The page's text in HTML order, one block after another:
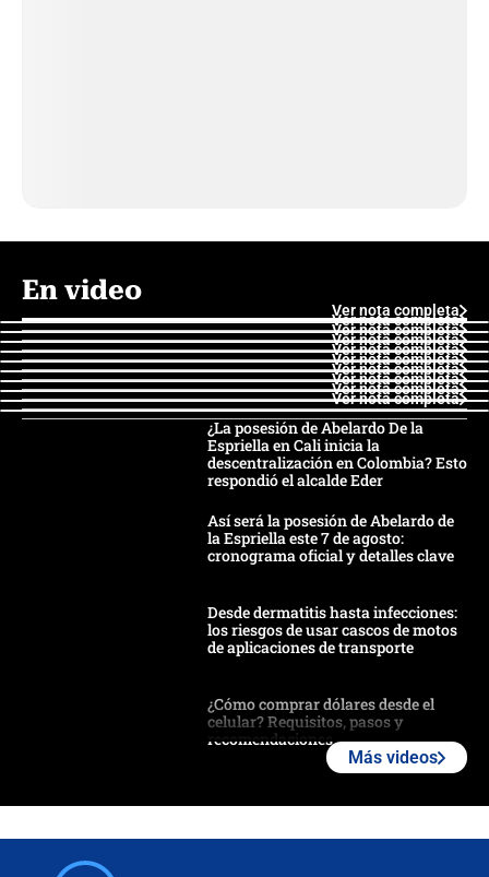
En video
Ver nota completa
Ver nota completa
Ver nota completa
Ver nota completa
Ver nota completa
Ver nota completa
Ver nota completa
Ver nota completa
Ver nota completa
Ver nota completa
¿La posesión de Abelardo De la
Espriella en Cali inicia la
descentralización en Colombia? Esto
respondió el alcalde Eder
Así será la posesión de Abelardo de
la Espriella este 7 de agosto:
cronograma oficial y detalles clave
Desde dermatitis hasta infecciones:
los riesgos de usar cascos de motos
de aplicaciones de transporte
¿Cómo comprar dólares desde el
celular? Requisitos, pasos y
recomendaciones
Más videos